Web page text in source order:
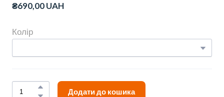
₴690,00 UAH
Колір
Додати до кошика